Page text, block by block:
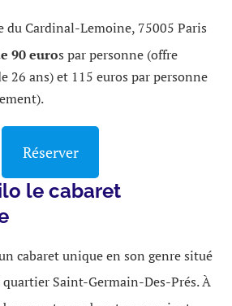
du Cardinal-Lemoine, 75005 Paris
90 euros par personne (offre
26 ans) et 115 euros par personne
Réserver
le cabaret
cabaret unique en son genre situé
Saint-Germain-Des-Prés. À